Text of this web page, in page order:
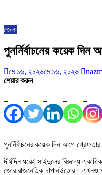
জেলা
পুনর্নির্বাচনের কয়েক দিন
মে ১৬, ২০২৬মে ১৬, ২০২৬
শেয়ার করুন
পুনর্নির্বাচনের কয়েক দিন আগে
দীর্ঘদিন ধরেই সাইদুলের বিরুদ্ধে
জোর রাজনৈতিক চাপানউতোর। এখনও